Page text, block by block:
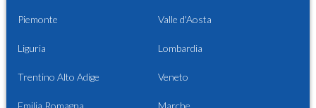
Piemonte Valle d'Aosta
Liguria Lombardia
Trentino Alto Adige Veneto
Emilia Romagna Marche